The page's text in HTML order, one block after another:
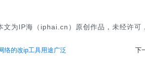
文为IP海（iphai.cn）原创作品，未经许可
络的改ip工具用途广泛 下